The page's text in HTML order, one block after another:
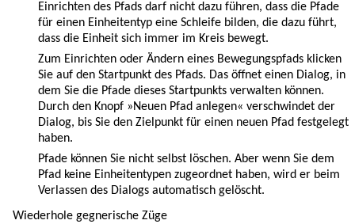
Einrichten des Pfads darf nicht dazu führen, dass die Pfade
für einen Einheitentyp eine Schleife bilden, die dazu führt,
dass die Einheit sich immer im Kreis bewegt.
Zum Einrichten oder Ändern eines Bewegungspfads klicken
Sie auf den Startpunkt des Pfads. Das öffnet einen Dialog, in
dem Sie die Pfade dieses Startpunkts verwalten können.
Durch den Knopf »Neuen Pfad anlegen« verschwindet der
Dialog, bis Sie den Zielpunkt für einen neuen Pfad festgelegt
haben.
Pfade können Sie nicht selbst löschen. Aber wenn Sie dem
Pfad keine Einheitentypen zugeordnet haben, wird er beim
Verlassen des Dialogs automatisch gelöscht.
Wiederhole gegnerische Züge